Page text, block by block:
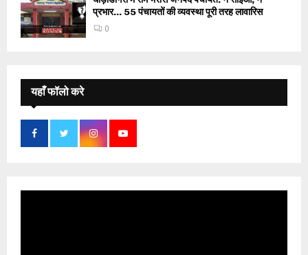
प्रभार… 55 पंचायतों की व्यवस्था पूरी तरह लावारिस
0
यहाँ फॉलो करे